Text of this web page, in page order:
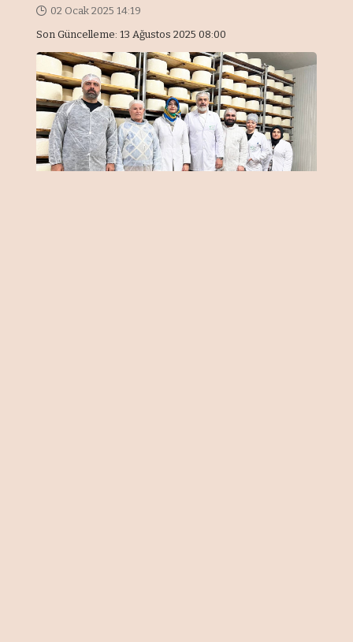
Son Güncelleme: 13 Ağustos 2025 08:00
02 Ocak 2025 14:19